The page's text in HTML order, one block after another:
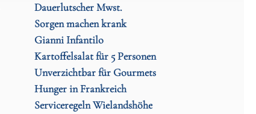
Dauerlutscher Mwst.
Sorgen machen krank
Gianni Infantilo
Kartoffelsalat für 5 Personen
Unverzichtbar für Gourmets
Hunger in Frankreich
Serviceregeln Wielandshöhe